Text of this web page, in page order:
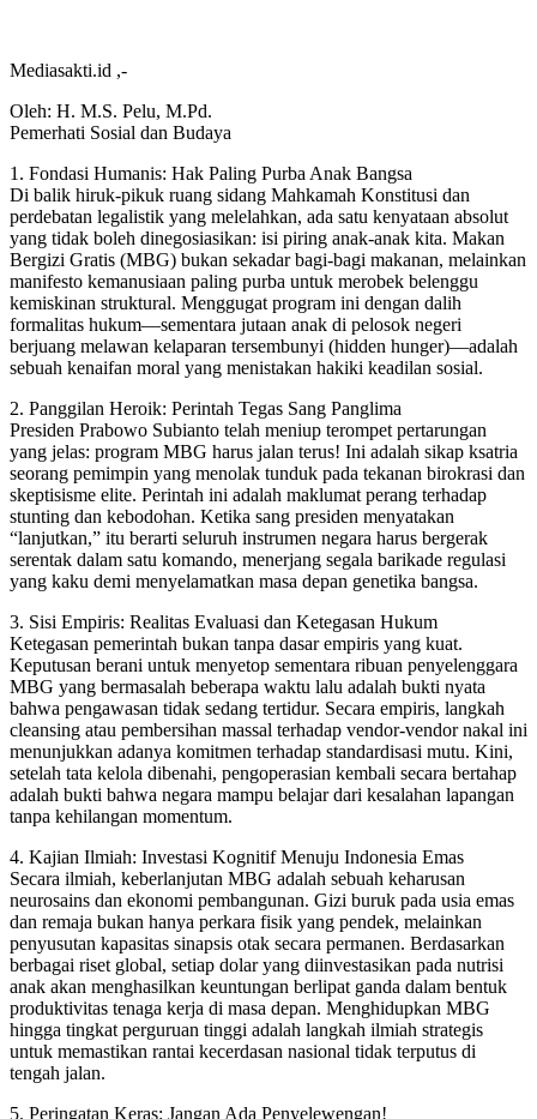
Mediasakti.id ,-
Oleh: H. M.S. Pelu, M.Pd.
Pemerhati Sosial dan Budaya
1. Fondasi Humanis: Hak Paling Purba Anak Bangsa
Di balik hiruk-pikuk ruang sidang Mahkamah Konstitusi dan
perdebatan legalistik yang melelahkan, ada satu kenyataan absolut
yang tidak boleh dinegosiasikan: isi piring anak-anak kita. Makan
Bergizi Gratis (MBG) bukan sekadar bagi-bagi makanan, melainkan
manifesto kemanusiaan paling purba untuk merobek belenggu
kemiskinan struktural. Menggugat program ini dengan dalih
formalitas hukum—sementara jutaan anak di pelosok negeri
berjuang melawan kelaparan tersembunyi (hidden hunger)—adalah
sebuah kenaifan moral yang menistakan hakiki keadilan sosial.
2. Panggilan Heroik: Perintah Tegas Sang Panglima
Presiden Prabowo Subianto telah meniup terompet pertarungan
yang jelas: program MBG harus jalan terus! Ini adalah sikap ksatria
seorang pemimpin yang menolak tunduk pada tekanan birokrasi dan
skeptisisme elite. Perintah ini adalah maklumat perang terhadap
stunting dan kebodohan. Ketika sang presiden menyatakan
“lanjutkan,” itu berarti seluruh instrumen negara harus bergerak
serentak dalam satu komando, menerjang segala barikade regulasi
yang kaku demi menyelamatkan masa depan genetika bangsa.
3. Sisi Empiris: Realitas Evaluasi dan Ketegasan Hukum
Ketegasan pemerintah bukan tanpa dasar empiris yang kuat.
Keputusan berani untuk menyetop sementara ribuan penyelenggara
MBG yang bermasalah beberapa waktu lalu adalah bukti nyata
bahwa pengawasan tidak sedang tertidur. Secara empiris, langkah
cleansing atau pembersihan massal terhadap vendor-vendor nakal ini
menunjukkan adanya komitmen terhadap standardisasi mutu. Kini,
setelah tata kelola dibenahi, pengoperasian kembali secara bertahap
adalah bukti bahwa negara mampu belajar dari kesalahan lapangan
tanpa kehilangan momentum.
4. Kajian Ilmiah: Investasi Kognitif Menuju Indonesia Emas
Secara ilmiah, keberlanjutan MBG adalah sebuah keharusan
neurosains dan ekonomi pembangunan. Gizi buruk pada usia emas
dan remaja bukan hanya perkara fisik yang pendek, melainkan
penyusutan kapasitas sinapsis otak secara permanen. Berdasarkan
berbagai riset global, setiap dolar yang diinvestasikan pada nutrisi
anak akan menghasilkan keuntungan berlipat ganda dalam bentuk
produktivitas tenaga kerja di masa depan. Menghidupkan MBG
hingga tingkat perguruan tinggi adalah langkah ilmiah strategis
untuk memastikan rantai kecerdasan nasional tidak terputus di
tengah jalan.
5. Peringatan Keras: Jangan Ada Penyelewengan!